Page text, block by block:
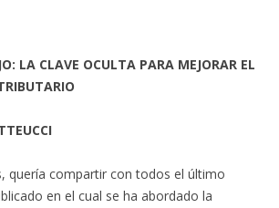
LA CLAVE OCULTA PARA MEJORAR EL
quería compartir con todos el último
en el cual se ha abordado la